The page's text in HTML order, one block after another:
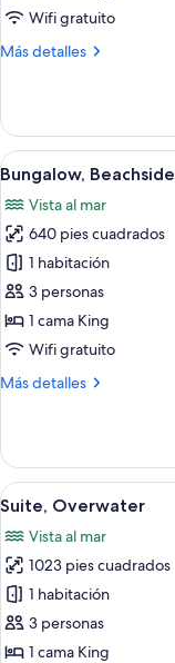
Wifi gratuito
Más detalles
Más
Overwater
Abrir
todas
las
fotos
de
Bungalow,
Beachside
4
Bungalow, Beachside
Vista al mar
640 pies cuadrados
1 habitación
3 personas
1 cama King
Wifi gratuito
Más detalles
Más
Beachside
Abrir
todas
las
fotos
de
Suite,
Overwater
6
Suite, Overwater
Vista al mar
1023 pies cuadrados
1 habitación
3 personas
1 cama King